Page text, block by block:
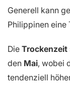
Generell kann
Philippinen eine
Die Trockenzeit
den Mai, wobei
tendenziell